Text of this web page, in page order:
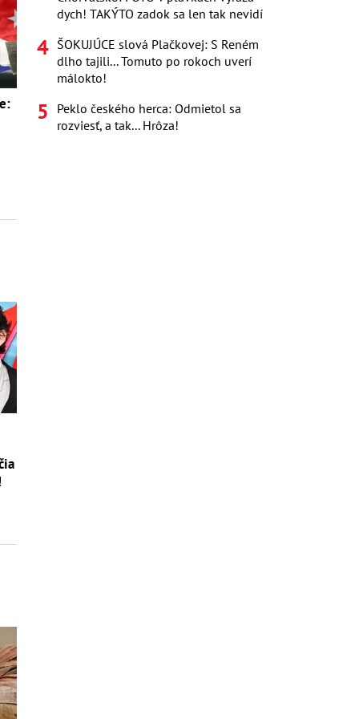
dych! TAKÝTO zadok sa len tak nevidí
ŠOKUJÚCE slová Plačkovej: S Reném
dlho tajili... Tomuto po rokoch uverí
málokto!
Peklo českého herca: Odmietol sa
rozviesť, a tak... Hrôza!